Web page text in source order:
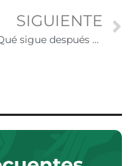
SIGUIENTE
Qué sigue después de obtener la Green Card por matrimonio con un ciudadano estadounidense